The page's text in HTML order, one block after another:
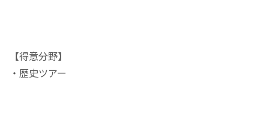
【得意分野】
・歴史ツアー